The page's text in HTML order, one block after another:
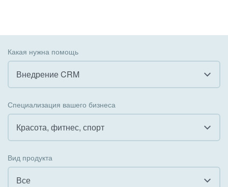
Какая нужна помощь
Внедрение CRM
Внедрение КЭДО
Интеграция с 1С
Специализация вашего бизнеса
Красота, фитнес, спорт
Вид продукта
Все